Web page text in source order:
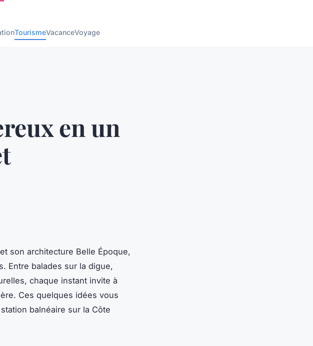
TourismeVacanceVoyage
en un
son architecture Belle Époque,
Entre balades sur la digue,
chaque instant invite à
Ces quelques idées vous
balnéaire sur la Côte